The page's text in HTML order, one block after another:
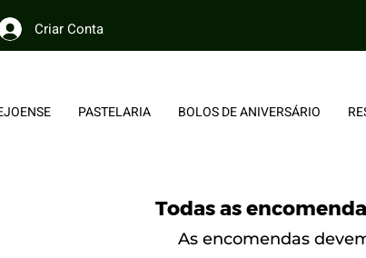
Criar Conta
PASTELARIA BOLOS DE ANIVERSÁRIO
Todas as
As encomendas